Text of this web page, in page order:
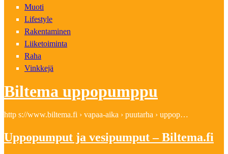
Muoti
Lifestyle
Rakentaminen
Liiketoiminta
Raha
Vinkkejä
Biltema uppopumppu
http s://www.biltema.fi › vapaa-aika › puutarha › uppop…
Uppopumput ja vesipumput – Biltema.fi